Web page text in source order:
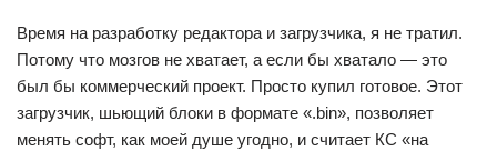
Время на разработку редактора и загрузчика, я не тратил.
Потому что мозгов не хватает, а если бы хватало — это
был бы коммерческий проект. Просто купил готовое. Этот
загрузчик, шьющий блоки в формате «.bin», позволяет
менять софт, как моей душе угодно, и считает КС «на